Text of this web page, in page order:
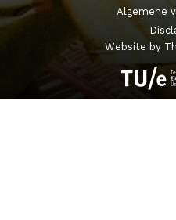
Algemene
Website by